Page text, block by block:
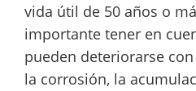
vida útil de 50 años o
importante tener en
pueden deteriorarse
la corrosión, la